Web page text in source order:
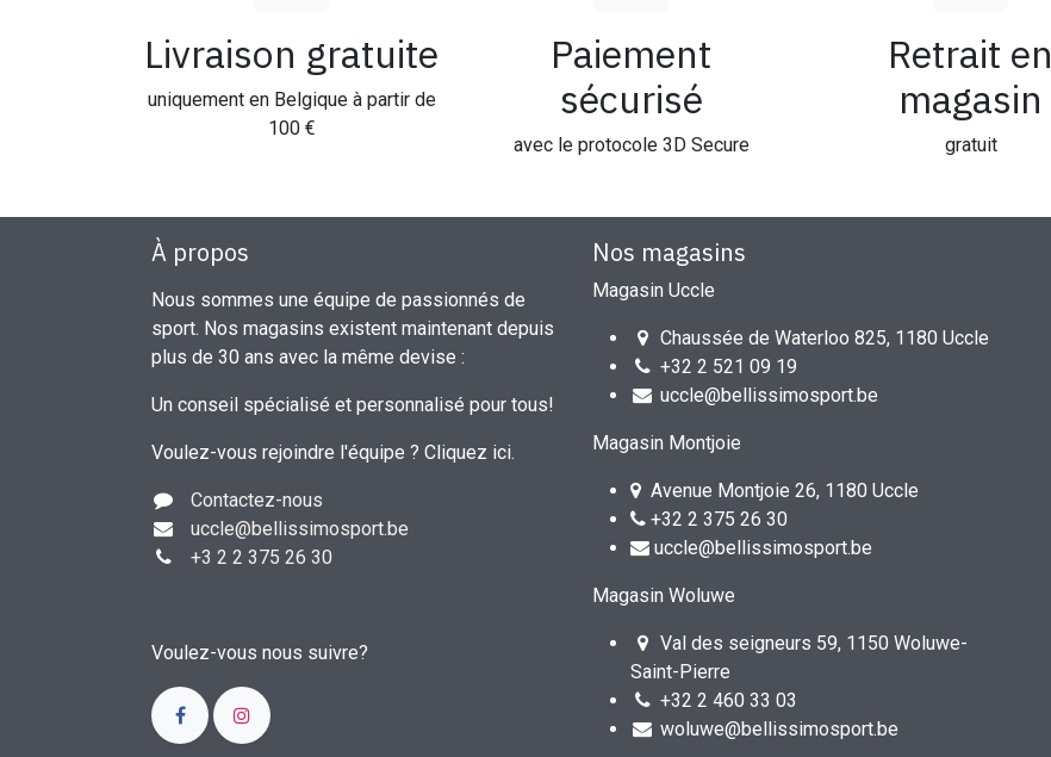
Livraison gratuite
uniquement en Belgique à partir de
100 €
Paiement
sécurisé
avec le protocole 3D Secure
Retrait en
magasin
gratuit
Nos magasins
Magasin Uccle
Chaussée de Waterloo 825, 1180 Uccle
+32 2 521 09 19
uccle@bellissimosport.be
Magasin Montjoie
Avenue Montjoie 26, 1180 Uccle
+32 2 375 26 30
uccle@bellissimosport.be
Magasin Woluwe
Val des seigneurs 59, 1150 Woluwe-
Saint-Pierre
+32 2 460 33 03
woluwe@bellissimosport.be
À propos
Nous sommes une équipe de passionnés de
sport. Nos magasins existent maintenant depuis
plus de 30 ans avec la même devise :
Un conseil spécialisé et personnalisé pour tous!
Voulez-vous rejoindre l'équipe ? Cliquez ici.
Contactez-nous
uccle@bellissimosport.be
+3 2 2 375 26 30
Voulez-vous nous suivre?